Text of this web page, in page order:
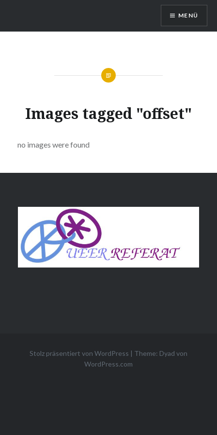
InhaltQueerreferat Mainz
MENÜ
Images tagged "offset"
no images were found
Stolz präsentiert von WordPress | Theme: Dyad von
WordPress.com